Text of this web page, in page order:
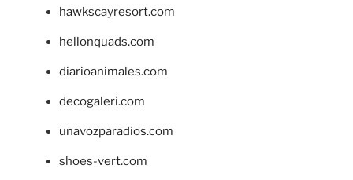
hawkscayresort.com
hellonquads.com
diarioanimales.com
decogaleri.com
unavozparadios.com
shoes-vert.com